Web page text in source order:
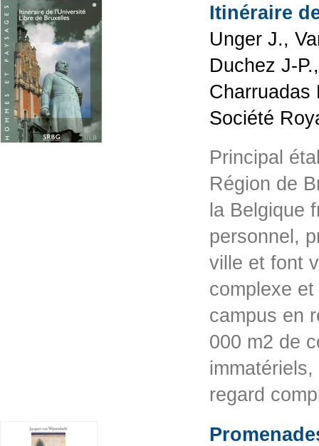
Itinéraire
Unger J.,
Duchez J-
Charruadas
Société
Principal
Région de
la Belgique
personnel,
ville et font
complexe
campus en
000 m2 de
regard